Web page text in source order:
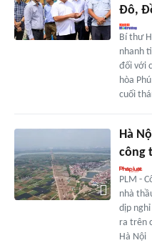
Đô,
Bí thư
nhanh
đối với
hòa
cuối
Hà
công
PLM -
nhà
dịp
ra trên
Hà Nội